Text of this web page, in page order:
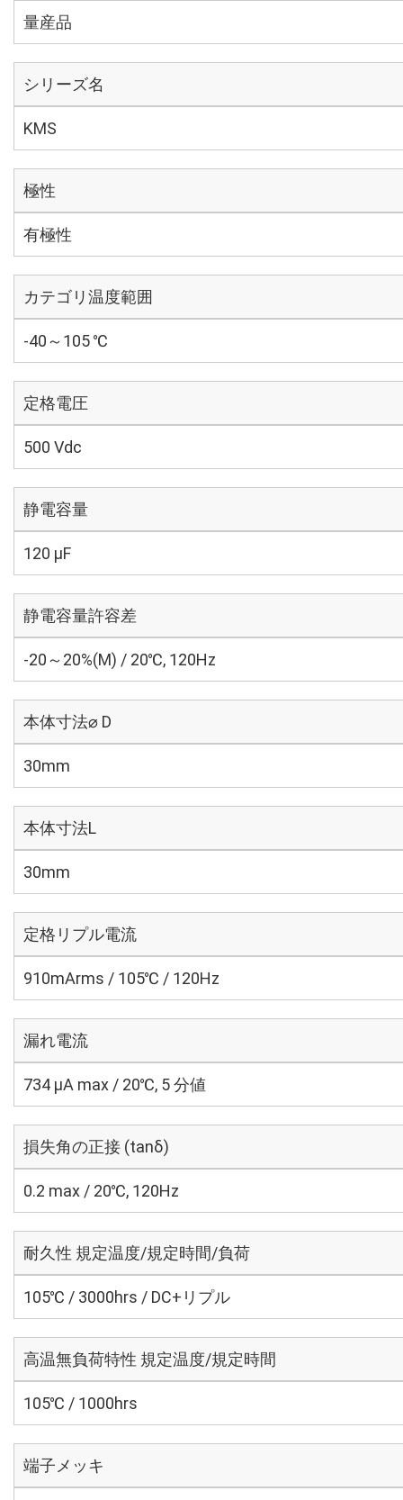
量産品
シリーズ名
KMS
極性
有極性
カテゴリ温度範囲
-40～105 ℃
定格電圧
500 Vdc
静電容量
120 µF
静電容量許容差
-20～20%(M) / 20℃, 120Hz
本体寸法⌀ D
30mm
本体寸法L
30mm
定格リプル電流
910mArms / 105℃ / 120Hz
漏れ電流
734 μA max / 20℃, 5 分値
損失角の正接 (tanδ)
0.2 max / 20℃, 120Hz
耐久性 規定温度/規定時間/負荷
105℃ / 3000hrs / DC+リプル
高温無負荷特性 規定温度/規定時間
105℃ / 1000hrs
端子メッキ